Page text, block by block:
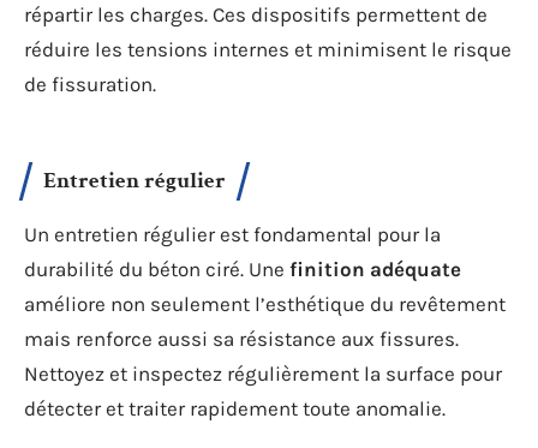
répartir les charges. Ces dispositifs permettent de
réduire les tensions internes et minimisent le risque
de fissuration.
Entretien régulier
Un entretien régulier est fondamental pour la
durabilité du béton ciré. Une finition adéquate
améliore non seulement l’esthétique du revêtement
mais renforce aussi sa résistance aux fissures.
Nettoyez et inspectez régulièrement la surface pour
détecter et traiter rapidement toute anomalie.